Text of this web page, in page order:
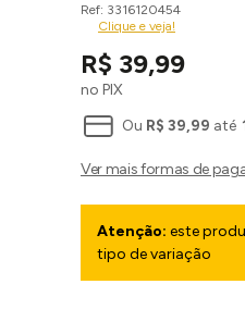
3316120454
Clique e veja!
R$ 39,99
no PIX
Ou R$ 39,99 até
Atenção: este
tipo de variação